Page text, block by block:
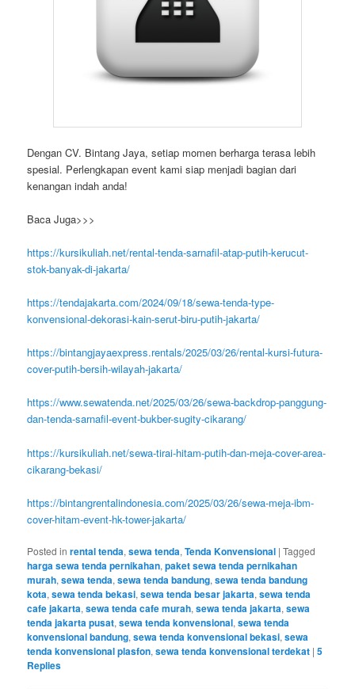
Dengan CV. Bintang Jaya, setiap momen berharga terasa lebih
spesial. Perlengkapan event kami siap menjadi bagian dari
kenangan indah anda!
Baca Juga>>>
https://kursikuliah.net/rental-tenda-sarnafil-atap-putih-kerucut-
stok-banyak-di-jakarta/
https://tendajakarta.com/2024/09/18/sewa-tenda-type-
konvensional-dekorasi-kain-serut-biru-putih-jakarta/
https://bintangjayaexpress.rentals/2025/03/26/rental-kursi-futura-
cover-putih-bersih-wilayah-jakarta/
https://www.sewatenda.net/2025/03/26/sewa-backdrop-panggung-
dan-tenda-sarnafil-event-bukber-sugity-cikarang/
https://kursikuliah.net/sewa-tirai-hitam-putih-dan-meja-cover-area-
cikarang-bekasi/
https://bintangrentalindonesia.com/2025/03/26/sewa-meja-ibm-
cover-hitam-event-hk-tower-jakarta/
Posted in rental tenda,sewa tenda,Tenda Konvensional |Tagged
harga sewa tenda pernikahan,paket sewa tenda pernikahan
murah,sewa tenda,sewa tenda bandung,sewa tenda bandung
kota,sewa tenda bekasi,sewa tenda besar jakarta,sewa tenda
cafe jakarta,sewa tenda cafe murah,sewa tenda jakarta,sewa
tenda jakarta pusat,sewa tenda konvensional,sewa tenda
konvensional bandung,sewa tenda konvensional bekasi,sewa
tenda konvensional plasfon,sewa tenda konvensional terdekat |5
Replies